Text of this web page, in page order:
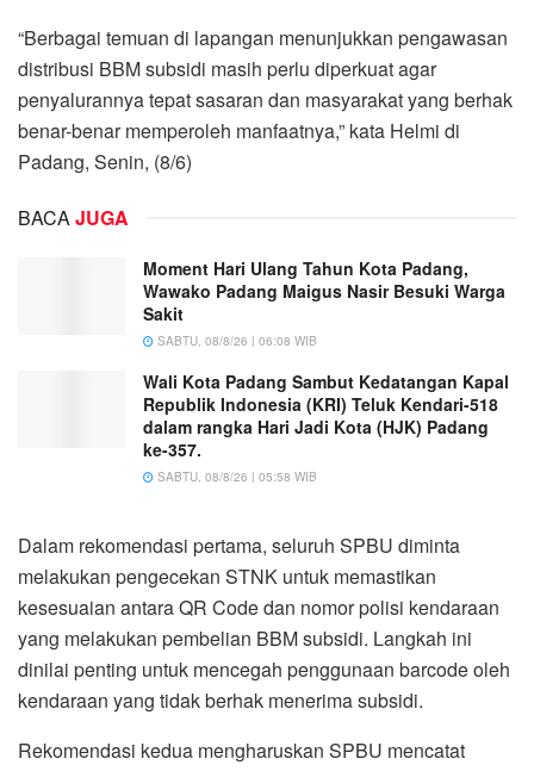
“Berbagai temuan di lapangan menunjukkan pengawasan
distribusi BBM subsidi masih perlu diperkuat agar
penyalurannya tepat sasaran dan masyarakat yang berhak
benar-benar memperoleh manfaatnya,” kata Helmi di
Padang, Senin, (8/6)
BACAJUGA
Moment Hari Ulang Tahun Kota Padang,
Wawako Padang Maigus Nasir Besuki Warga
Sakit
SABTU, 08/8/26 | 06:08 WIB
Wali Kota Padang Sambut Kedatangan Kapal
Republik Indonesia (KRI) Teluk Kendari-518
dalam rangka Hari Jadi Kota (HJK) Padang
ke-357.
SABTU, 08/8/26 | 05:58 WIB
Dalam rekomendasi pertama, seluruh SPBU diminta
melakukan pengecekan STNK untuk memastikan
kesesuaian antara QR Code dan nomor polisi kendaraan
yang melakukan pembelian BBM subsidi. Langkah ini
dinilai penting untuk mencegah penggunaan barcode oleh
kendaraan yang tidak berhak menerima subsidi.
Rekomendasi kedua mengharuskan SPBU mencatat